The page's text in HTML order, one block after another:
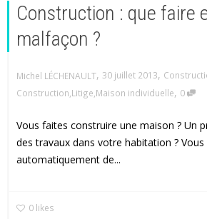
Construction : que faire
malfaçon ?
Michel LÉCHENAULT, 30 juillet 2013,
Construction Litige Maison individuelle, 0
Vous faites construire une maison ? Un
des travaux dans votre habitation ?
automatiquement de...
0 likes